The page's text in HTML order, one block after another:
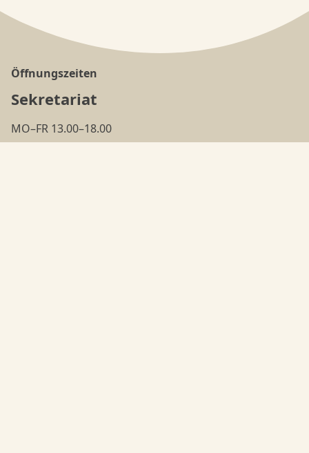
Öffnungszeiten
Sekretariat
MO–FR 13.00–18.00